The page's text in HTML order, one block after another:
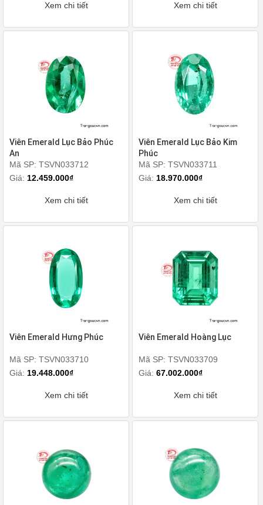
Xem chi tiết Xem chi tiết
Viên Emerald Lục Bảo Phúc
An
Mã SP: TSVN033712
Giá: 12.459.000₫
Xem chi tiết
Viên Emerald Lục Bảo Kim
Phúc
Mã SP: TSVN033711
Giá: 18.970.000₫
Xem chi tiết
Viên Emerald Hưng Phúc
Mã SP: TSVN033710
Giá: 19.448.000₫
Xem chi tiết
Viên Emerald Hoàng Lục
Mã SP: TSVN033709
Giá:67.002.000₫
Xem chi tiết